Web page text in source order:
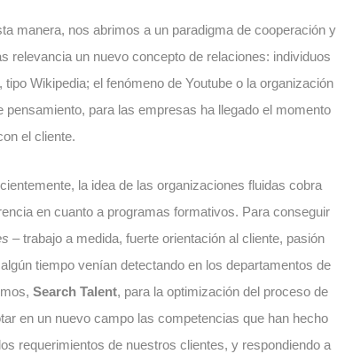
manera, nos abrimos a un paradigma de cooperación y
un nuevo concepto de relaciones: individuos
Wikipedia; el fenómeno de Youtube o la organización
para las empresas ha llegado el momento
el cliente.
la idea de las organizaciones fluidas cobra
en cuanto a programas formativos. Para conseguir
– trabajo a medida, fuerte orientación al cliente, pasión
tiempo venían detectando en los departamentos de
Search Talent, para la optimización del proceso de
en un nuevo campo las competencias que han hecho
requerimientos de nuestros clientes, y respondiendo a